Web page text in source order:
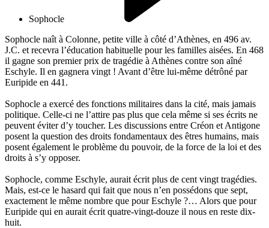
Sophocle
Sophocle naît à Colonne, petite ville à côté d’Athènes, en 496 av.
J.C. et recevra l’éducation habituelle pour les familles aisées. En 468
il gagne son premier prix de tragédie à Athènes contre son aîné
Eschyle. Il en gagnera vingt ! Avant d’être lui-même détrôné par
Euripide en 441.
Sophocle a exercé des fonctions militaires dans la cité, mais jamais
politique. Celle-ci ne l’attire pas plus que cela même si ses écrits ne
peuvent éviter d’y toucher. Les discussions entre Créon et Antigone
posent la question des droits fondamentaux des êtres humains, mais
posent également le problème du pouvoir, de la force de la loi et des
droits à s’y opposer.
Sophocle, comme Eschyle, aurait écrit plus de cent vingt tragédies.
Mais, est-ce le hasard qui fait que nous n’en possédons que sept,
exactement le même nombre que pour Eschyle ?… Alors que pour
Euripide qui en aurait écrit quatre-vingt-douze il nous en reste dix-
huit.